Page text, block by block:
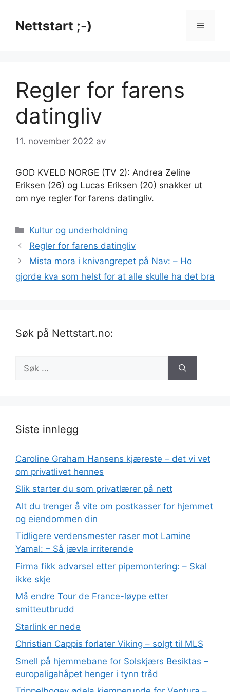
innholdNettstart ;-) Meny
Regler for farens
datingliv
11. november 2022 av
GOD KVELD NORGE (TV 2): Andrea Zeline
Eriksen (26) og Lucas Eriksen (20) snakker ut
om nye regler for farens datingliv.
Kategorier
Kultur og underholdning
Regler for farens datingliv
Mista mora i knivangrepet på Nav: – Ho
gjorde kva som helst for at alle skulle ha det bra
Søk på Nettstart.no:
etter:
Siste innlegg
Caroline Graham Hansens kjæreste – det vi vet
om privatlivet hennes
Slik starter du som privatlærer på nett
Alt du trenger å vite om postkasser for hjemmet
og eiendommen din
Tidligere verdensmester raser mot Lamine
Yamal: – Så jævla irriterende
Firma fikk advarsel etter pipemontering: – Skal
ikke skje
Må endre Tour de France-løype etter
smitteutbrudd
Starlink er nede
Christian Cappis forlater Viking – solgt til MLS
Smell på hjemmebane for Solskjærs Besiktas –
europaligahåpet henger i tynn tråd